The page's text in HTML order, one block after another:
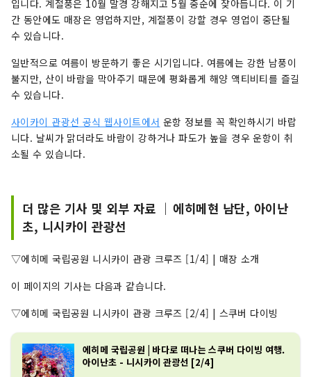
입니다. 계절풍은 10월 말경 강해지고 5월 중순에 잦아듭니다. 이 기
간 동안에도 매장은 영업하지만, 계절풍이 강할 경우 영업이 중단될
수 있습니다.
일반적으로 여름이 방문하기 좋은 시기입니다. 여름에는 강한 남풍이
불지만, 산이 바람을 막아주기 때문에 평화롭게 해양 액티비티를 즐길
수 있습니다.
사이카이 관광선 공식 웹사이트에서 운항 정보를 꼭 확인하시기 바랍
니다. 날씨가 맑더라도 바람이 강하거나 파도가 높을 경우 운항이 취
소될 수 있습니다.
더 많은 기사 및 외부 자료 ｜에히메현 남단, 아이난
초, 니시카이 관광선
▽에히메 국립공원 니시카이 관광 크루즈 [1/4] | 매장 소개
이 페이지의 기사는 다음과 같습니다.
▽에히메 국립공원 니시카이 관광 크루즈 [2/4] | 스쿠버 다이빙
에히메 국립공원 | 바다로 떠나는 스쿠버 다이빙 여행.
아이난초 - 니시카이 관광선 [2/4]